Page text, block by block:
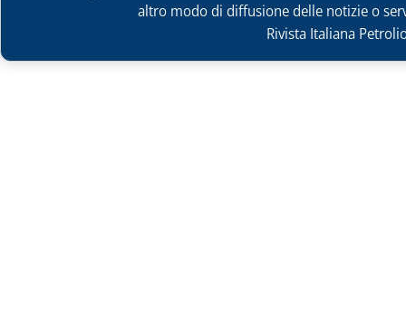
altro modo di diffusione delle notizie o
Rivista Italiana